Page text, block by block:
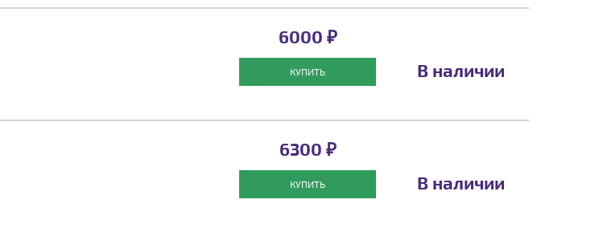
6000 ₽
КУПИТЬ В наличии
6300 ₽
КУПИТЬ В наличии